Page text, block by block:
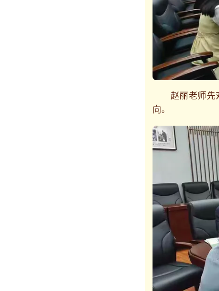
赵丽老师先对
向。